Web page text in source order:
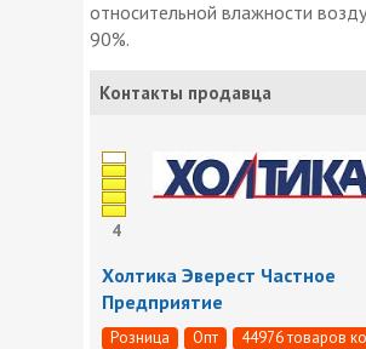
относительной влажности
90%.
Контакты продавца
4
Холтика Эверест Частное
Предприятие
Розница Опт 44976 товаров